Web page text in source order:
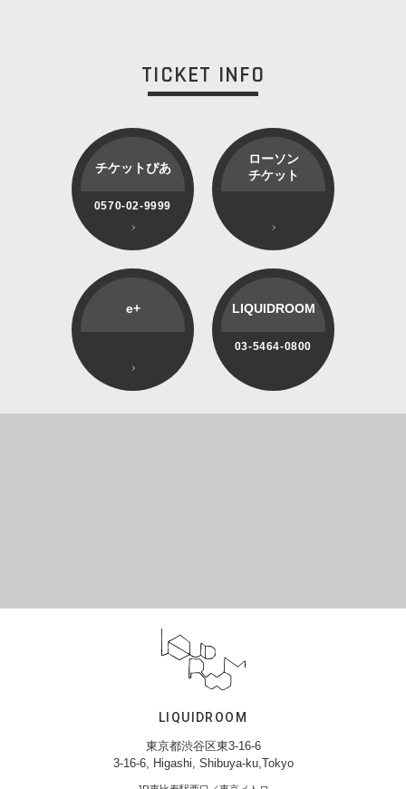
TICKET INFO
チケットぴあ
0570-02-9999
ローソン
チケット
e+ LIQUIDROOM
03-5464-0800
LIQUIDROOM
東京都渋谷区東3-16-6
3-16-6, Higashi, Shibuya-ku,Tokyo